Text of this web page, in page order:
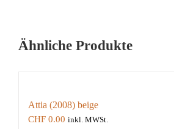
Ähnliche Produkte
Attia (2008) beige
CHF 0.00 inkl. MWSt.